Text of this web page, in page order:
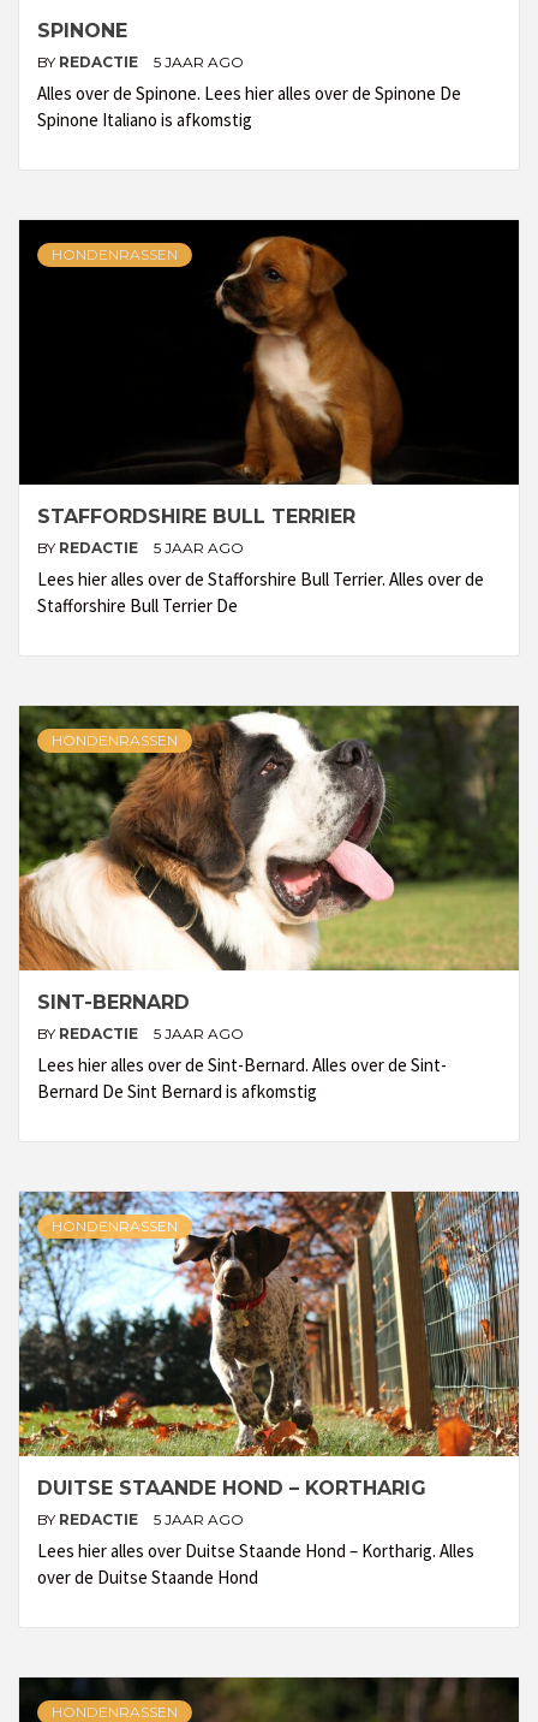
SPINONE
BY REDACTIE 5 JAAR AGO
Alles over de Spinone. Lees hier alles over de Spinone De
Spinone Italiano is afkomstig
HONDENRASSEN
STAFFORDSHIRE BULL TERRIER
BY REDACTIE 5 JAAR AGO
Lees hier alles over de Stafforshire Bull Terrier. Alles over de
Stafforshire Bull Terrier De
HONDENRASSEN
SINT-BERNARD
BY REDACTIE 5 JAAR AGO
Lees hier alles over de Sint-Bernard. Alles over de Sint-
Bernard De Sint Bernard is afkomstig
HONDENRASSEN
DUITSE STAANDE HOND – KORTHARIG
BY REDACTIE 5 JAAR AGO
Lees hier alles over Duitse Staande Hond – Kortharig. Alles
over de Duitse Staande Hond
HONDENRASSEN